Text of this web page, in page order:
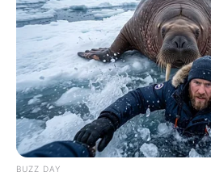
BUZZ DAY